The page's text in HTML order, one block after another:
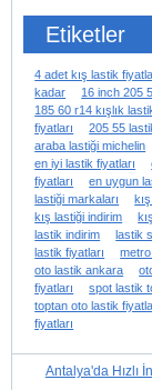
Etiketler
4 adet kış lastik
kadar
16 inch 205
185 60 r14 kışlık
fiyatları
205 55
araba lastiği michelin
en iyi lastik fiyatları
fiyatları
en uygun
lastiği markaları
kış lastiği indirim
lastik indirim
lastik
lastik fiyatları
oto lastik ankara
fiyatları
spot lastik
toptan oto lastik
fiyatları
Antalya'da Hızlı